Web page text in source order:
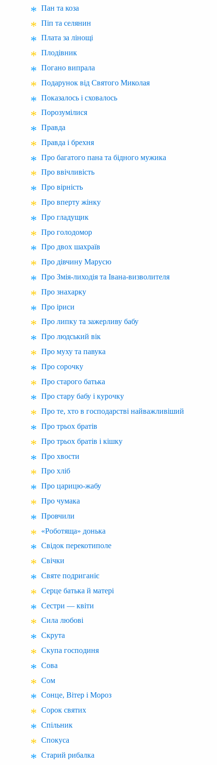
Пан та коза
Піп та селянин
Плата за лінощі
Плодівник
Погано випрала
Подарунок від Святого Миколая
Показалось і сховалось
Порозумілися
Правда
Правда і брехня
Про багатого пана та бідного мужика
Про ввічливість
Про вірність
Про вперту жінку
Про гладущик
Про голодомор
Про двох шахраїв
Про дівчину Марусю
Про Змія-лиходія та Івана-визволителя
Про знахарку
Про іриси
Про липку та зажерливу бабу
Про людський вік
Про муху та павука
Про сорочку
Про старого батька
Про стару бабу і курочку
Про те, хто в господарстві найважливіший
Про трьох братів
Про трьох братів і кішку
Про хвости
Про хліб
Про царицю-жабу
Про чумака
Провчили
«Роботяща» донька
Свідок перекотиполе
Свічки
Святе подриганіє
Серце батька й матері
Сестри — квіти
Сила любові
Скрута
Скупа господиня
Сова
Сом
Сонце, Вітер і Мороз
Сорок святих
Спільник
Спокуса
Старий рибалка